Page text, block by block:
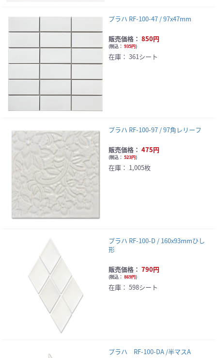
プラハ RF-100-47 / 97x47mm
販売価格： 850円
(税込： 935円)
在庫： 361シート
プラハ RF-100-97 / 97角レリーフ
販売価格： 475円
(税込： 523円)
在庫： 1,005枚
プラハ RF-100-D / 160x93mmひし
形
販売価格： 790円
(税込： 869円)
在庫： 598シート
プラハ RF-100-DA /半マスA